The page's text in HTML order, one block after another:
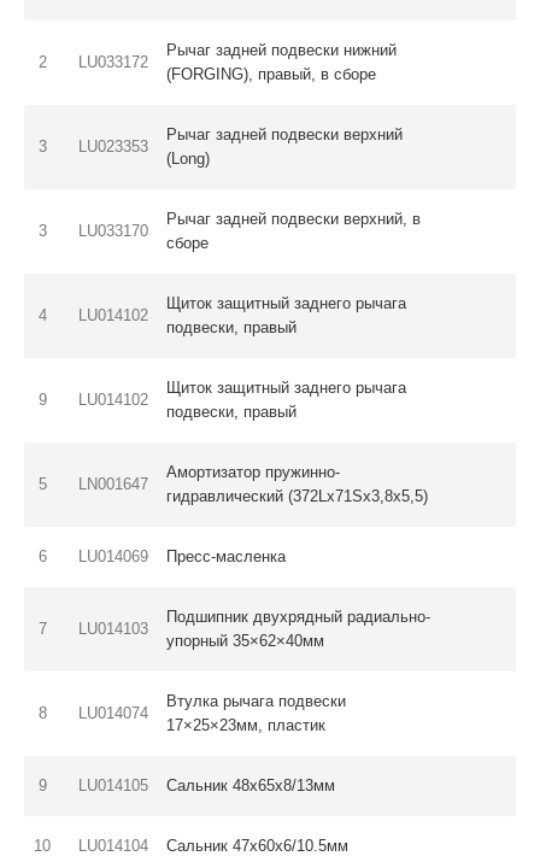
2 LU033172
Рычаг задней подвески нижний
(FORGING), правый, в сборе
3 LU023353
Рычаг задней подвески верхний
(Long)
3 LU033170
Рычаг задней подвески верхний, в
сборе
4 LU014102
Щиток защитный заднего рычага
подвески, правый
9 LU014102
Щиток защитный заднего рычага
подвески, правый
5 LN001647
Амортизатор пружинно-
гидравлический (372Lx71Sx3,8x5,5)
6 LU014069 Пресс-масленка
7 LU014103
Подшипник двухрядный радиально-
упорный 35×62×40мм
8 LU014074
Втулка рычага подвески
17×25×23мм, пластик
9 LU014105 Сальник 48х65х8/13мм
10 LU014104 Сальник 47х60х6/10.5мм